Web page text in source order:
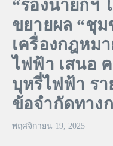
“รองนายกฯ
ขยายผล “ชุม
เครื่องกฎหม
ไฟฟ้า เสนอ
บุหรี่ไฟฟ้า รา
ข้อจำกัดทาง
พฤศจิกายน 19, 2025